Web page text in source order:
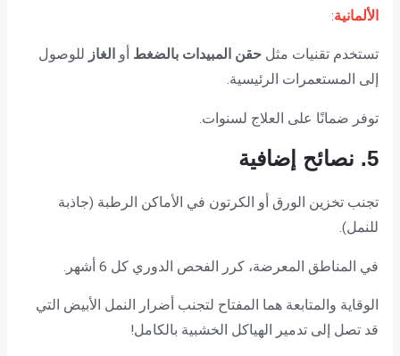
الألمانية:
تستخدم تقنيات مثل حقن المبيدات بالضغط أو الغاز للوصول
إلى المستعمرات الرئيسية.
توفر ضمانًا على العلاج لسنوات.
5. نصائح إضافية
تجنب تخزين الورق أو الكرتون في الأماكن الرطبة (جاذبة
للنمل).
في المناطق المعرضة، كرر الفحص الدوري كل 6 أشهر.
الوقاية والمتابعة هما المفتاح لتجنب أضرار النمل الأبيض التي
قد تصل إلى تدمير الهياكل الخشبية بالكامل!